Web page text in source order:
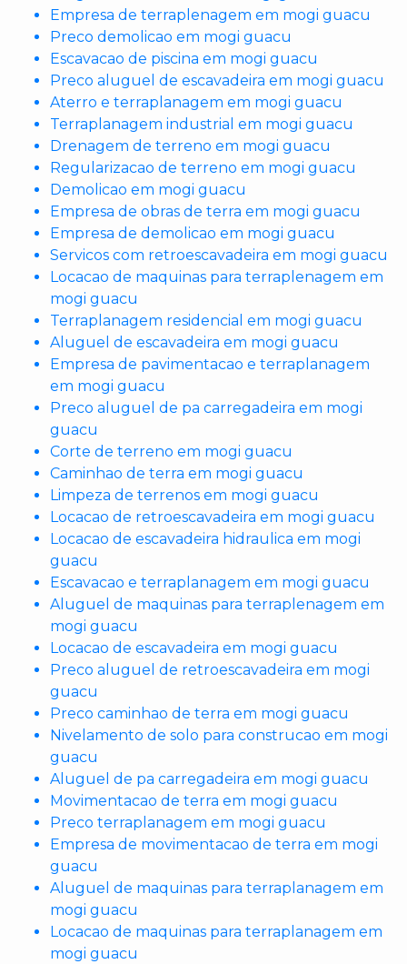
Empresa de terraplenagem em mogi guacu
Preco demolicao em mogi guacu
Escavacao de piscina em mogi guacu
Preco aluguel de escavadeira em mogi guacu
Aterro e terraplanagem em mogi guacu
Terraplanagem industrial em mogi guacu
Drenagem de terreno em mogi guacu
Regularizacao de terreno em mogi guacu
Demolicao em mogi guacu
Empresa de obras de terra em mogi guacu
Empresa de demolicao em mogi guacu
Servicos com retroescavadeira em mogi guacu
Locacao de maquinas para terraplenagem em
mogi guacu
Terraplanagem residencial em mogi guacu
Aluguel de escavadeira em mogi guacu
Empresa de pavimentacao e terraplanagem
em mogi guacu
Preco aluguel de pa carregadeira em mogi
guacu
Corte de terreno em mogi guacu
Caminhao de terra em mogi guacu
Limpeza de terrenos em mogi guacu
Locacao de retroescavadeira em mogi guacu
Locacao de escavadeira hidraulica em mogi
guacu
Escavacao e terraplanagem em mogi guacu
Aluguel de maquinas para terraplenagem em
mogi guacu
Locacao de escavadeira em mogi guacu
Preco aluguel de retroescavadeira em mogi
guacu
Preco caminhao de terra em mogi guacu
Nivelamento de solo para construcao em mogi
guacu
Aluguel de pa carregadeira em mogi guacu
Movimentacao de terra em mogi guacu
Preco terraplanagem em mogi guacu
Empresa de movimentacao de terra em mogi
guacu
Aluguel de maquinas para terraplanagem em
mogi guacu
Locacao de maquinas para terraplanagem em
mogi guacu